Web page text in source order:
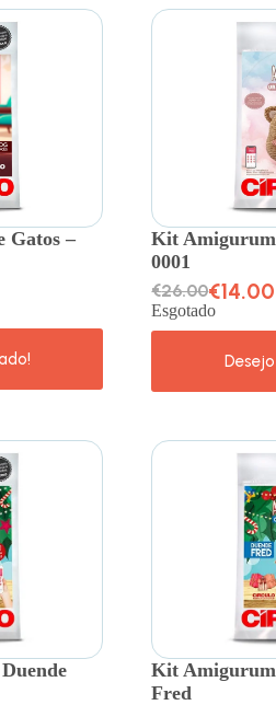
Gatos –
Kit
0001
€26.00€14.00
Esgotado
Kit
Fred